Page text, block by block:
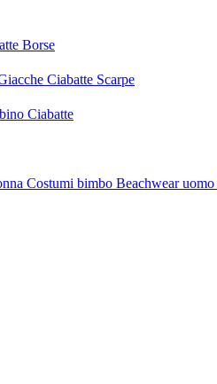
Borse
Ciabatte Scarpe
Ciabatte
Costumi bimbo Beachwear uomo